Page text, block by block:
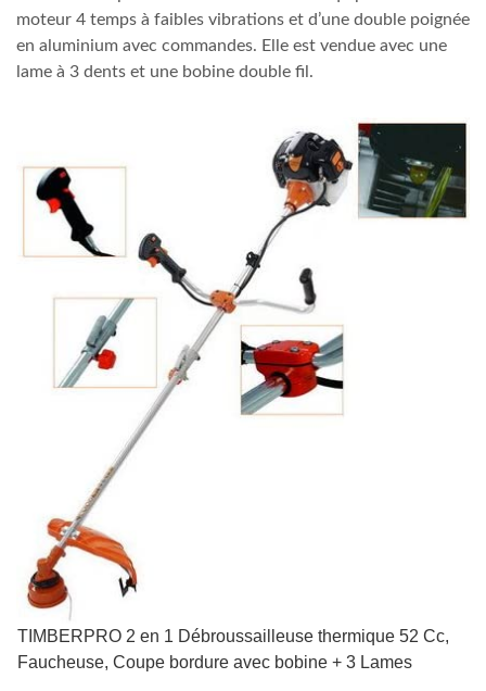
moteur 4 temps à faibles vibrations et d’une double poignée
en aluminium avec commandes. Elle est vendue avec une
lame à 3 dents et une bobine double fil.
TIMBERPRO 2 en 1 Débroussailleuse thermique 52 Cc,
Faucheuse, Coupe bordure avec bobine + 3 Lames